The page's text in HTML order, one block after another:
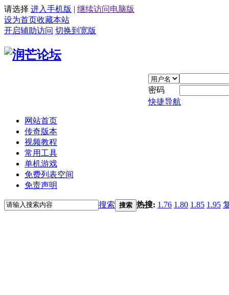
请选择 进入手机版 | 继续访问电脑版
设为首页收藏本站
开启辅助访问 切换到宽版
密码
快捷导航
网站首页
传奇版本
视频教程
常用工具
单机游戏
免费列表空间
免责声明
搜索 搜索 热搜: 1.76 1.80 1.85 1.95